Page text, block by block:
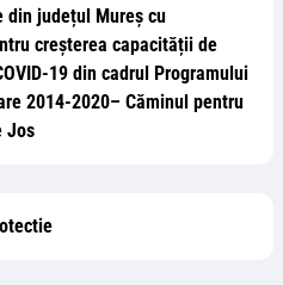
din județul Mureș cu
creșterea capacității de
19 din cadrul Programului
2014-2020– Căminul pentru
Jos